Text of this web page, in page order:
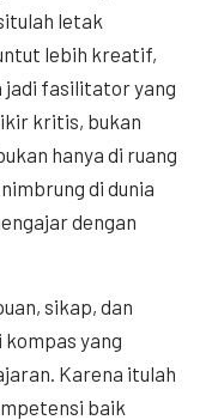
letak
lebih kreatif,
jadi fasilitator yang
kritis, bukan
hanya di ruang
di dunia
dengan
sikap, dan
yang
Karena itulah
baik